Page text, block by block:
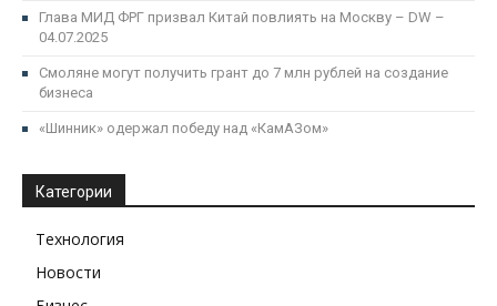
Глава МИД ФРГ призвал Китай повлиять на Москву – DW –
04.07.2025
Смоляне могут получить грант до 7 млн рублей на создание
бизнеса
«Шинник» одержал победу над «КамАЗом»
Категории
Технология
Новости